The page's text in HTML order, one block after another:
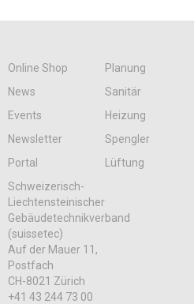
Online Shop
Planung
News
Sanitär
Events
Heizung
Newsletter
Spengler
Portal
Lüftung
Schweizerisch-
Liechtensteinischer
Gebäudetechnikverband
(suissetec)
Auf der Mauer 11,
Postfach
CH-8021 Zürich
+41 43 244 73 00